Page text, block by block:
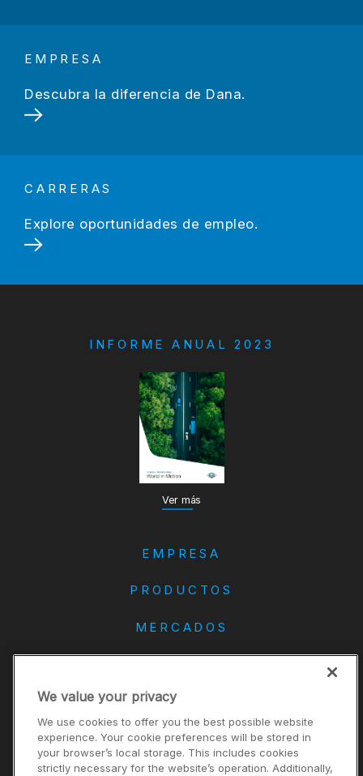
EMPRESA
Descubra la diferencia de Dana.
CARRERAS
Explore oportunidades de empleo.
INFORME ANUAL 2023
Ver más
EMPRESA
PRODUCTOS
MERCADOS
CONTACTO
Carreras
Inversores
We value your privacy
We use cookies to offer you the best possible website
experience. Your cookie preferences will be stored in
your browser’s local storage. This includes cookies
strictly necessary for the website’s operation. Additionally,